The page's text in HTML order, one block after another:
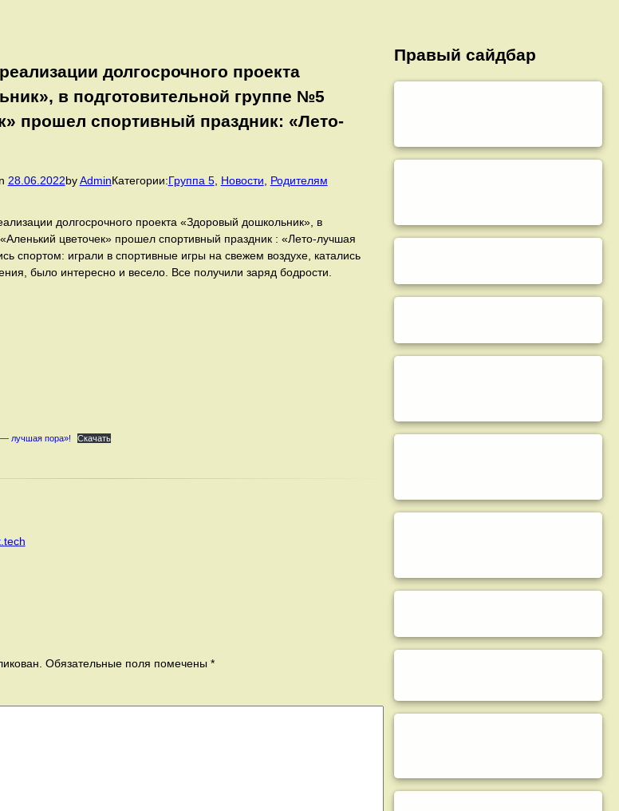
долгосрочного проекта
в подготовительной группе №5
прошел спортивный праздник: «Лето-
28.06.2022byAdminКатегории:Группа 5, Новости Родителям
долгосрочного проекта «Здоровый дошкольник», в
цветочек» прошел спортивный праздник : «Лето-лучшая
спортом: играли в спортивные игры на свежем воздухе, катались
было интересно и весело. Все получили заряд бодрости.
— лучшая пора»! Скачать
Обязательные поля помечены *
Правый сайдбар